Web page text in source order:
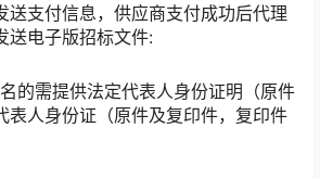
送支付信息，供应商支付成功后代理
送电子版招标文件:
名的需提供法定代表人身份证明（原件
表人身份证（原件及复印件，复印件